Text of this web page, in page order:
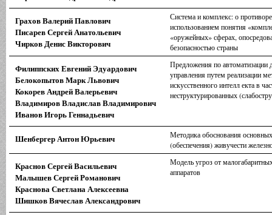
Грахов Валерий Павлович
Писарев Сергей Анатольевич
Чирков Денис Викторович
Система и комплекс: о
использованием понятия
«оружейных» сферах,
безопасностью страны
Филиппских Евгений Эдуардович
Белокопытов Марк Львович
Кокорев Андрей Валерьевич
Владимиров Владислав Владимирович
Иванов Игорь Геннадьевич
Предложения по автоматизации
управления путем реализации
искусственного интелл екта в
неструктурированных
Шенбергер Антон Юрьевич
Методика обоснования
(обеспечения) живучести
Краснов Сергей Васильевич
Малышев Сергей Романович
Краснова Светлана Алексеевна
Шишков Вячеслав Александрович
Модель угроз от
аппаратов